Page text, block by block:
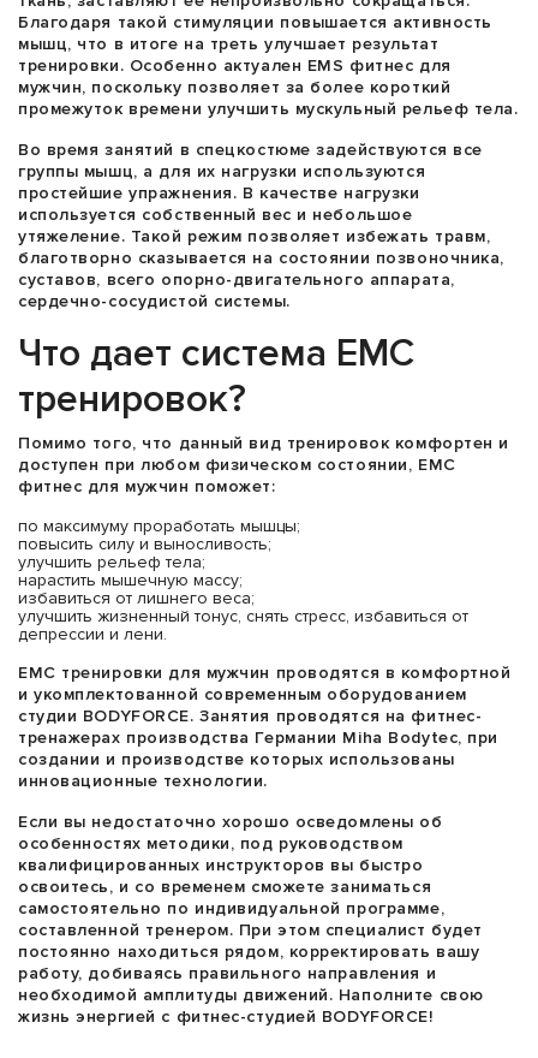
Благодаря такой стимуляции повышается активность
мышц, что в итоге на треть улучшает результат
тренировки. Особенно актуален EMS фитнес для
мужчин, поскольку позволяет за более короткий
промежуток времени улучшить мускульный рельеф тела.
Во время занятий в спецкостюме задействуются все
группы мышц, а для их нагрузки используются
простейшие упражнения. В качестве нагрузки
используется собственный вес и небольшое
утяжеление. Такой режим позволяет избежать травм,
благотворно сказывается на состоянии позвоночника,
суставов, всего опорно-двигательного аппарата,
сердечно-сосудистой системы.
Что дает система ЕМС
тренировок?
Помимо того, что данный вид тренировок комфортен и
доступен при любом физическом состоянии, ЕМС
фитнес для мужчин поможет:
по максимуму проработать мышцы;
повысить силу и выносливость;
улучшить рельеф тела;
нарастить мышечную массу;
избавиться от лишнего веса;
улучшить жизненный тонус, снять стресс, избавиться от
депрессии и лени.
ЕМС тренировки для мужчин проводятся в комфортной
и укомплектованной современным оборудованием
студии BODYFORCE. Занятия проводятся на фитнес-
тренажерах производства Германии Miha Bodytec, при
создании и производстве которых использованы
инновационные технологии.
Если вы недостаточно хорошо осведомлены об
особенностях методики, под руководством
квалифицированных инструкторов вы быстро
освоитесь, и со временем сможете заниматься
самостоятельно по индивидуальной программе,
составленной тренером. При этом специалист будет
постоянно находиться рядом, корректировать вашу
работу, добиваясь правильного направления и
необходимой амплитуды движений. Наполните свою
жизнь энергией с фитнес-студией BODYFORCE!